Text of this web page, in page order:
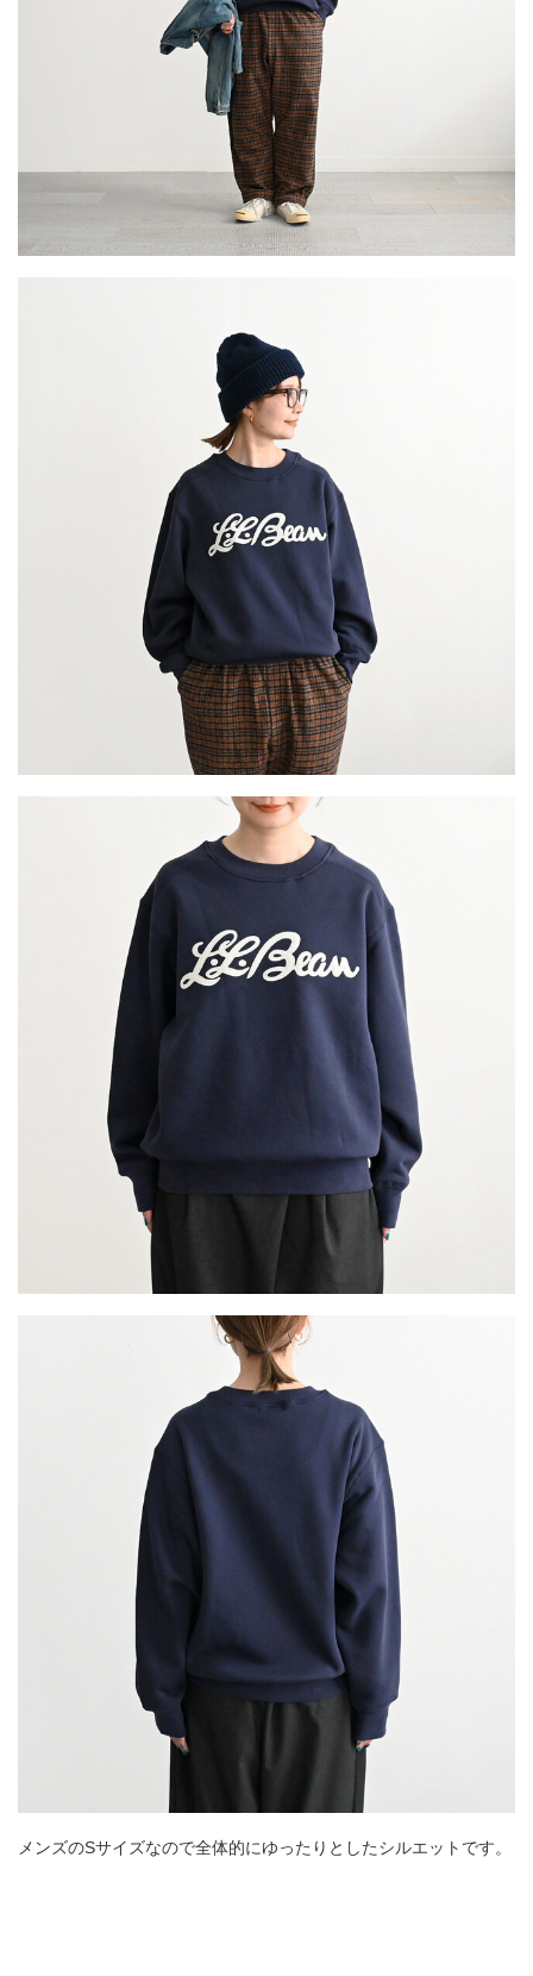
メンズのSサイズなので全体的にゆったりとしたシルエットです。